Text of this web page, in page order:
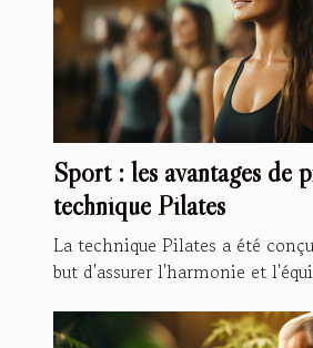
Sport : les avantages de
technique Pilates
La technique Pilates a été
but d'assurer l'harmonie et